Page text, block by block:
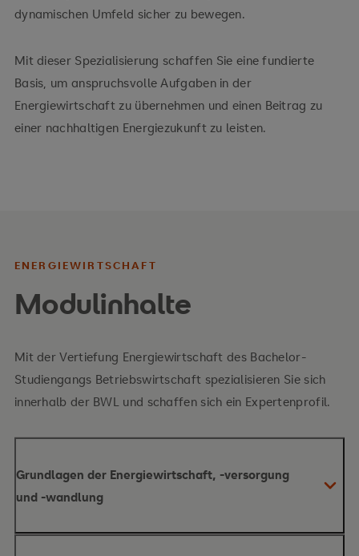
dynamischen Umfeld sicher zu bewegen.
Mit dieser Spezialisierung schaffen Sie eine fundierte
Basis, um anspruchsvolle Aufgaben in der
Energiewirtschaft zu übernehmen und einen Beitrag zu
einer nachhaltigen Energiezukunft zu leisten.
ENERGIEWIRTSCHAFT
Modulinhalte
Mit der Vertiefung Energiewirtschaft des Bachelor-
Studiengangs Betriebswirtschaft spezialisieren Sie sich
innerhalb der BWL und schaffen sich ein Expertenprofil.
Grundlagen der Energiewirtschaft, -versorgung
und -wandlung